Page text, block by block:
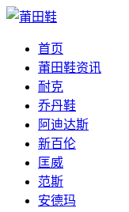
首页
莆田鞋资讯
耐克
乔丹鞋
阿迪达斯
新百伦
匡威
范斯
安德玛